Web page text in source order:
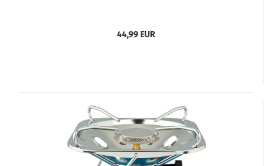
44,99 EUR